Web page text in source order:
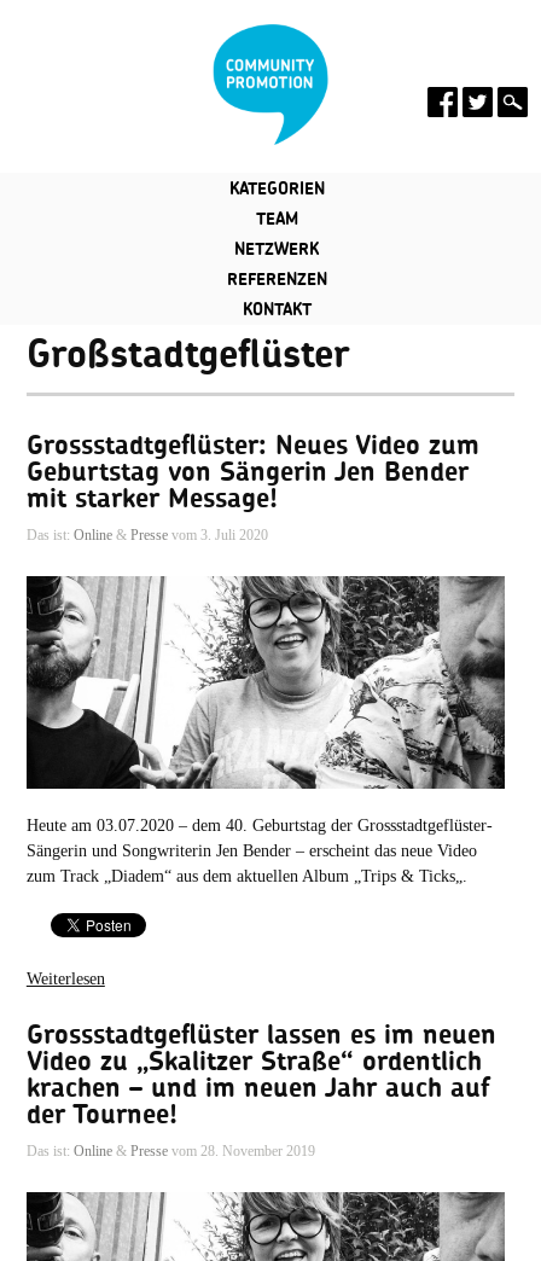
KATEGORIEN
TEAM
NETZWERK
REFERENZEN
KONTAKT
Großstadtgeflüster
Grossstadtgeflüster: Neues Video zum
Geburtstag von Sängerin Jen Bender
mit starker Message!
Das ist: Online& Pressevom 3. Juli 2020
Heute am 03.07.2020 – dem 40. Geburtstag der Grossstadtgeflüster-
Sängerin und Songwriterin Jen Bender – erscheint das neue Video
zum Track „Diadem“ aus dem aktuellen Album „Trips & Ticks„.
Weiterlesen
Grossstadtgeflüster lassen es im neuen
Video zu „Skalitzer Straße“ ordentlich
krachen – und im neuen Jahr auch auf
der Tournee!
Das ist: Online& Pressevom 28. November 2019